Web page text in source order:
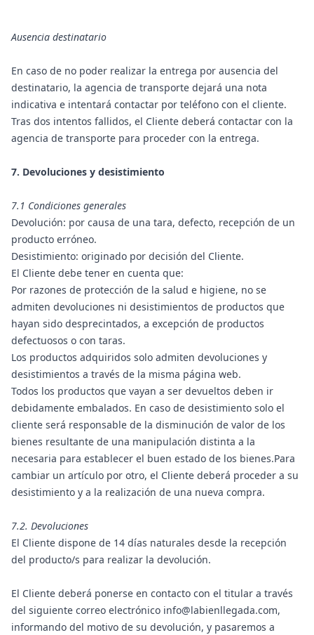
Ausencia destinatario
En caso de no poder realizar la entrega por ausencia del
destinatario, la agencia de transporte dejará una nota
indicativa e intentará contactar por teléfono con el cliente.
Tras dos intentos fallidos, el Cliente deberá contactar con la
agencia de transporte para proceder con la entrega.
7. Devoluciones y desistimiento
7.1 Condiciones generales
Devolución: por causa de una tara, defecto, recepción de un
producto erróneo.
Desistimiento: originado por decisión del Cliente.
El Cliente debe tener en cuenta que:
Por razones de protección de la salud e higiene, no se
admiten devoluciones ni desistimientos de productos que
hayan sido desprecintados, a excepción de productos
defectuosos o con taras.
Los productos adquiridos solo admiten devoluciones y
desistimientos a través de la misma página web.
Todos los productos que vayan a ser devueltos deben ir
debidamente embalados. En caso de desistimiento solo el
cliente será responsable de la disminución de valor de los
bienes resultante de una manipulación distinta a la
necesaria para establecer el buen estado de los bienes.Para
cambiar un artículo por otro, el Cliente deberá proceder a su
desistimiento y a la realización de una nueva compra.
7.2. Devoluciones
El Cliente dispone de 14 días naturales desde la recepción
del producto/s para realizar la devolución.
El Cliente deberá ponerse en contacto con el titular a través
del siguiente correo electrónico info@labienllegada.com,
informando del motivo de su devolución, y pasaremos a